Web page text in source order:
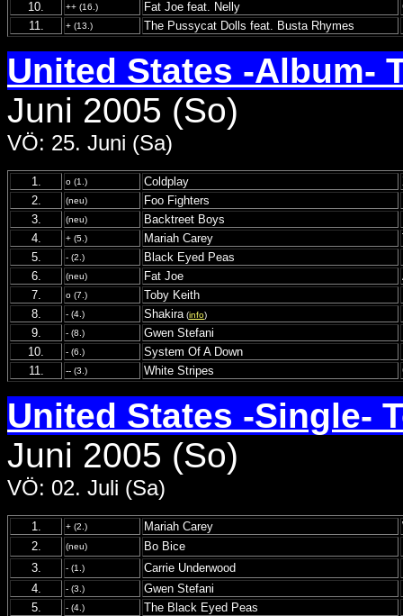
10.
++ (16.) Fat Joe feat. Nelly
11.
+ (13.) The Pussycat Dolls feat. Busta Rhymes
United States -Album-
Juni 2005 (So)
VÖ: 25. Juni (Sa)
1. o (1.) Coldplay
2.
(neu) Foo Fighters
3.
(neu) Backtreet Boys
4.
+ (5.) Mariah Carey
5.
- (2.) Black Eyed Peas
6.
(neu) Fat Joe
7.
o (7.) Toby Keith
8.
- (4.) Shakira(info)
9.
- (8.) Gwen Stefani
10.
- (6.) System Of A Down
11.
-- (3.) White Stripes
United States -Single-
Juni 2005 (So)
VÖ: 02. Juli (Sa)
1. + (2.) Mariah Carey
2.
(neu) Bo Bice
3.
- (1.) Carrie Underwood
4.
- (3.) Gwen Stefani
5.
- (4.) The Black Eyed Peas